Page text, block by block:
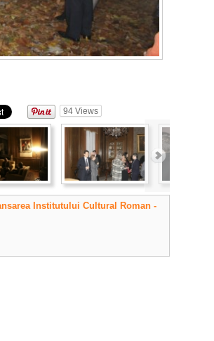
94 Views
Institutului Cultural Roman -